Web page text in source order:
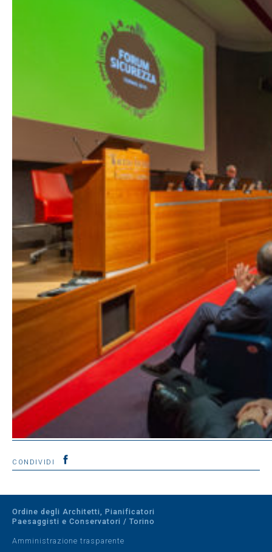
CONDIVIDI
Ordine degli Architetti, Pianificatori
Paesaggisti e Conservatori / Torino
Amministrazione trasparente